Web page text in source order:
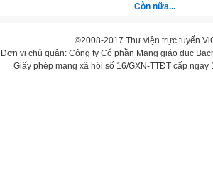
Còn nữa...
©2008-2017 Thư viện trực tuyến
Đơn vị chủ quản: Công ty Cổ phần Mạng giáo dục
Giấy phép mạng xã hội số 16/GXN-TTĐT cấp ngày